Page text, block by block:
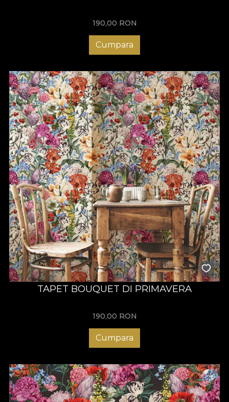
astfel că ai libertatea de a crea un decor pe gustul tău. Un tapet
poate face diferența și pentru tine, așa că bucură-te de un
spațiu cu totul special și surprinde-ți invitații. Îți oferim consiliere
la fiecare pas, așa că descoperă chiar acum colecțiile VLAdiLA
190,00 RON
Cumpara
TAPET BOUQUET DI PRIMAVERA
190,00 RON
Cumpara